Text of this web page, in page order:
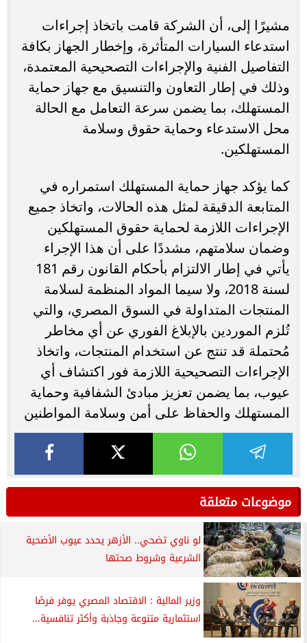
مشيرًا إلى، أن الشركة قامت باتخاذ إجراءات
استدعاء السيارات المتأثرة، وإخطار الجهاز بكافة
التفاصيل الفنية والإجراءات التصحيحية المعتمدة،
وذلك في إطار التعاون والتنسيق مع جهاز حماية
المستهلك، بما يضمن سرعة التعامل مع الحالة
محل الاستدعاء وحماية حقوق وسلامة
المستهلكين.
كما يؤكد جهاز حماية المستهلك استمراره في
المتابعة الدقيقة لمثل هذه الحالات، واتخاذ جميع
الإجراءات اللازمة لحماية حقوق المستهلكين
وضمان سلامتهم، مشددًا على أن هذا الإجراء
يأتي في إطار الالتزام بأحكام القانون رقم 181
لسنة 2018، ولا سيما المواد المنظمة لسلامة
المنتجات المتداولة في السوق المصري، والتي
تُلزم الموردين بالإبلاغ الفوري عن أي مخاطر
مُحتملة قد تنتج عن استخدام المنتجات، واتخاذ
الإجراءات التصحيحية اللازمة فور اكتشاف أي
عيوب، بما يضمن تعزيز مبادئ الشفافية وحماية
المستهلك والحفاظ على أمن وسلامة المواطنين
موضوعات متعلقة
لو ناوي تضحي.. الأزهر يحدد عيوب الأضحية
الشرعية وشروط صحتها
وزير المالية : الاقتصاد المصري يوفر فرصًا
استثمارية متنوعة وجاذبة وأكثر تنافسية...